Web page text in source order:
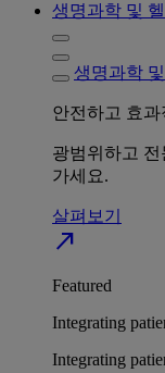
생명과학 및
생명과학
안전하고 효
광범위하고
가세요.
살펴보기
north_east
Featured
Integrating
Integrating